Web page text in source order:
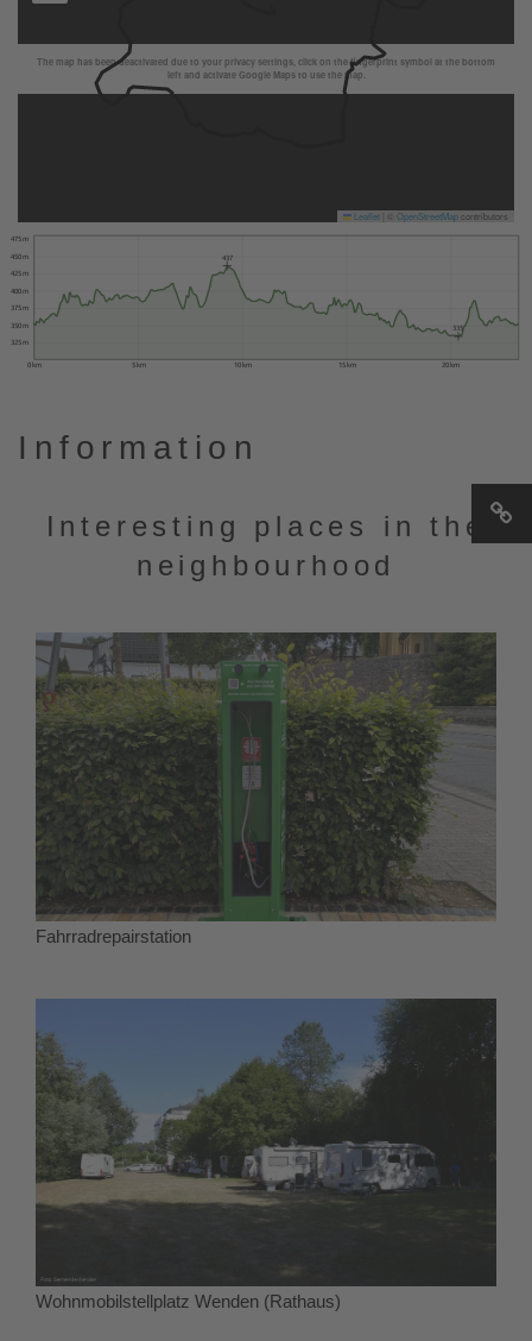
The map has been deactivated due to your privacy settings, click on the fingerprint symbol at the bottom
left and activate Google Maps to use the map.
Leaflet OpenStreetMapcontributors
0 km 5 km 10 km 15 km 20 km
325 m
350 m
375 m
400 m
425 m
450 m
475 m
335
437
Information
Interesting places in the
neighbourhood
Fahrradrepairstation
Wohnmobilstellplatz Wenden (Rathaus)